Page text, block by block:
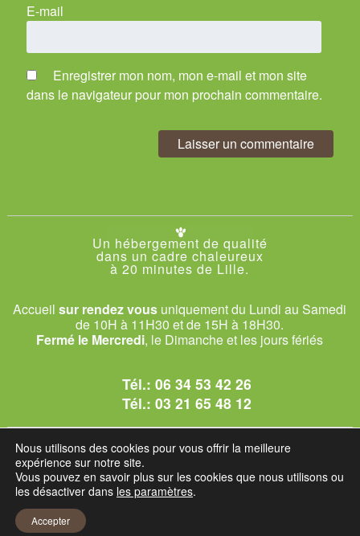
E-mail
Enregistrer mon nom, mon e-mail et mon site
dans le navigateur pour mon prochain commentaire.
Un hébergement de qualité
dans un cadre chaleureux
à 20 minutes de Lille.
Accueilsur rendez vous uniquement du Lundi au Samedi
de 10H à 11H30 et de 15H à 18H30.
Fermé le Mercredi, le Dimanche et les jours fériés
Tél.:06 34 53 42 26
Tél.:03 21 65 48 12
© 2026 Le Club des Chats
1228 rue bataille - 62840 Sailly-sur-la-Lys.
Mentions légales et C.G.U
Nous utilisons des cookies pour vous offrir la meilleure
expérience sur notre site.
Vous pouvez en savoir plus sur les cookies que nous utilisons ou
les désactiver dans les paramètres.
Accepter